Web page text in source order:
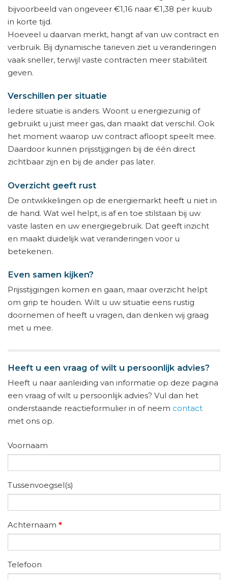
bijvoorbeeld van ongeveer €1,16 naar €1,38 per kuub
in korte tijd.
Hoeveel u daarvan merkt, hangt af van uw contract en
verbruik. Bij dynamische tarieven ziet u veranderingen
vaak sneller, terwijl vaste contracten meer stabiliteit
geven.
Verschillen per situatie
Iedere situatie is anders. Woont u energiezuinig of
gebruikt u juist meer gas, dan maakt dat verschil. Ook
het moment waarop uw contract afloopt speelt mee.
Daardoor kunnen prijsstijgingen bij de één direct
zichtbaar zijn en bij de ander pas later.
Overzicht geeft rust
De ontwikkelingen op de energiemarkt heeft u niet in
de hand. Wat wel helpt, is af en toe stilstaan bij uw
vaste lasten en uw energiegebruik. Dat geeft inzicht
en maakt duidelijk wat veranderingen voor u
betekenen.
Even samen kijken?
Prijsstijgingen komen en gaan, maar overzicht helpt
om grip te houden. Wilt u uw situatie eens rustig
doornemen of heeft u vragen, dan denken wij graag
met u mee.
Heeft u een vraag of wilt u persoonlijk advies?
Heeft u naar aanleiding van informatie op deze pagina
een vraag of wilt u persoonlijk advies? Vul dan het
onderstaande reactieformulier in of neem contact
met ons op.
Voornaam
Tussenvoegsel(s)
Achternaam *
Telefoon